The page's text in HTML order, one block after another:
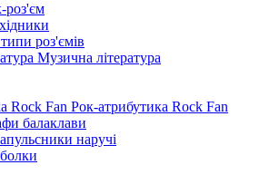
роз'єм
типи роз'ємів
Музична література
Рок-атрибутика Rock Fan
балаклави
наручі